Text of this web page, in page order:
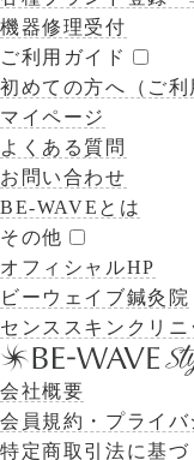
機器修理受付
ご利用ガイド
初めての方へ（ご利
マイページ
よくある質問
お問い合わせ
BE-WAVEとは
その他
オフィシャルHP
ビーウェイブ鍼灸院
センススキンクリニ
会社概要
会員規約・プライバ
特定商取引法に基づ